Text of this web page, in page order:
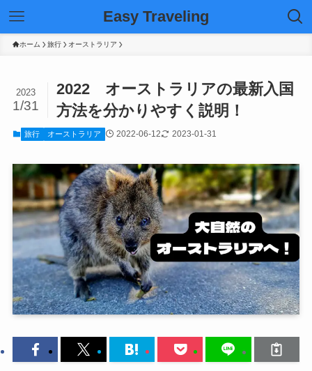
Easy Traveling
ホーム 旅行 オーストラリア
2022 オーストラリアの最新入国
方法を分かりやすく説明！
2023
1/31
旅行 オーストラリア 2022-06-12 2023-01-31